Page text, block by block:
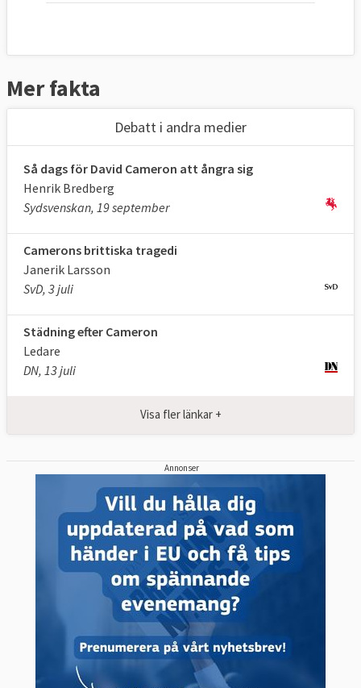
Mer fakta
Debatt i andra medier
Så dags för David Cameron att ångra sig
Henrik Bredberg
Sydsvenskan, 19 september
Camerons brittiska tragedi
Janerik Larsson
SvD, 3 juli
Städning efter Cameron
Ledare
DN, 13 juli
Visa fler länkar +
Annonser